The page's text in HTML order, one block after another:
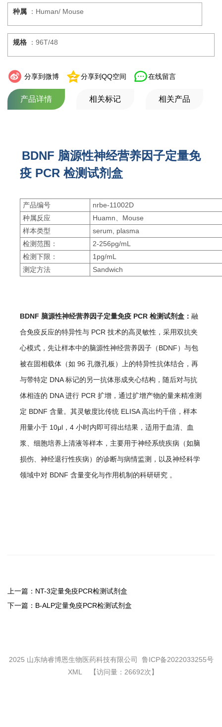
种属 ：Human/ Mouse
规格 ：96T/48
分享到微博 分享到QQ空间 在线留言
产品详情 相关标记 相关产品
BDNF 脑源性神经营养因子定量免
疫 PCR 检测试剂盒
产品编号
nrbe-11002D
种属反应
Huamn、Mouse
样本类型
serum, plasma
检测范围：
2-256pg/mL
检测下限：
1pg/mL
测定方法
Sandwich
BDNF 脑源性神经营养因子定量免疫 PCR 检测试剂盒： 融
合免疫反应的特异性与 PCR 技术的高灵敏性，采用双抗夹
心模式，先让样本中的脑源性神经营养因子（BDNF）与包
被在固相载体（如 96 孔微孔板）上的特异性抗体结合，再
与带特定 DNA 标记的另一抗体形成夹心结构，随后对与抗
体相连的 DNA 进行 PCR 扩增，通过扩增产物的量来精准测
定 BDNF 含量。其灵敏度比传统 ELISA 高出约千倍，样本
用量小于 10μl，4 小时内即可得出结果，适用于血清、血
浆、细胞培养上清液等样本，主要用于神经系统疾病（如脑
损伤、神经退行性疾病）的诊断与病情监测，以及神经科学
领域中对 BDNF 含量变化与作用机制的科研研究 。
上一篇： NT-3定量免疫PCR检测试剂盒
下一篇： B-ALP定量免疫PCR检测试剂盒
2025 山东纳睿博恩生物医药科技有限公司 鲁ICP备2022033255号
XML
【访问量：26692次】